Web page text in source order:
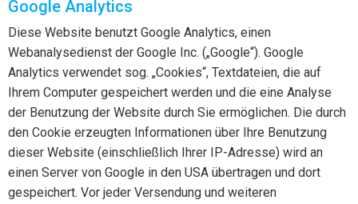
Google Analytics
Diese Website benutzt Google Analytics, einen
Webanalysedienst der Google Inc. („Google“). Google
Analytics verwendet sog. „Cookies“, Textdateien, die auf
Ihrem Computer gespeichert werden und die eine Analyse
der Benutzung der Website durch Sie ermöglichen. Die durch
den Cookie erzeugten Informationen über Ihre Benutzung
dieser Website (einschließlich Ihrer IP-Adresse) wird an
einen Server von Google in den USA übertragen und dort
gespeichert. Vor jeder Versendung und weiteren